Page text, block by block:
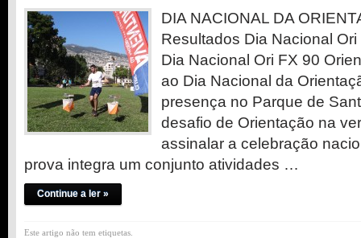
DIA NACIONAL DA
Resultados Dia Nacional
Dia Nacional Ori FX 90
ao Dia Nacional da
presença no Parque de
desafio de Orientação na
assinalar a celebração
prova integra um conjunto atividades …
Continue a ler »
Este artigo não tem etiquetas.